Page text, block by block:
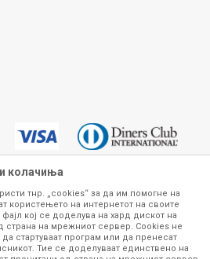
кои се изложени на нашата
да бидат конкретни, точни и прецизни,
дека се без ниту една грешка или
во моментот се достапни на залиха.
колачиња
тнр. „cookies“ за да им помогне на
користењето на интернетот на своите
кој се доделува на хард дискот на
страна на мрежниот сервер. Cookies не
стартуваат програм или да пренесат
Тие се доделуваат единствено на